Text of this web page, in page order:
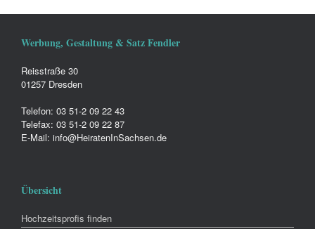
Werbung, Gestaltung & Satz Fendler
Reisstraße 30
01257 Dresden
Telefon: 03 51-2 09 22 43
Telefax: 03 51-2 09 22 87
E-Mail: info@HeiratenInSachsen.de
Übersicht
Hochzeitsprofis finden